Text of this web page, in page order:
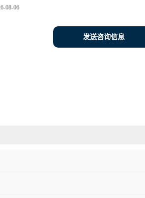
08-06
发送咨询信息